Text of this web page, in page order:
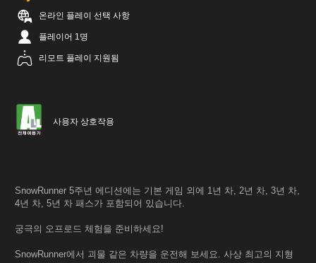
온라인 플레이 선택 사항
플레이어 1명
리모트 플레이 지원됨
사용자 상호작용
SnowRunner 5주년 에디션에는 기본 게임 외에 1년 차, 2년 차, 3년 차,
4년 차, 5년 차 패스가 포함되어 있습니다.
궁극의 오프로드 체험을 준비하세요!
SnowRunner에서 괴물 같은 차량을 운전해 보세요. 사상 최고의 지형